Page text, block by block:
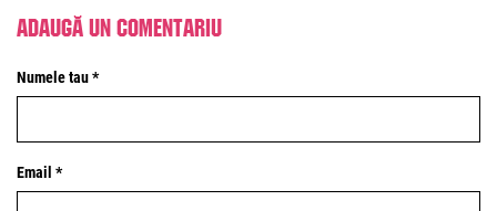
Adaugă un comentariu
Numele tau *
Email *